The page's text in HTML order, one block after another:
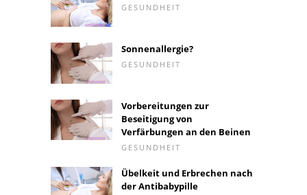
GESUNDHEIT
Sonnenallergie?
GESUNDHEIT
Vorbereitungen zur
Beseitigung von
Verfärbungen an den Beinen
GESUNDHEIT
Übelkeit und Erbrechen nach
der Antibabypille